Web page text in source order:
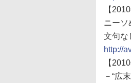
【
ニーソ
文句な
http://
【
－“広